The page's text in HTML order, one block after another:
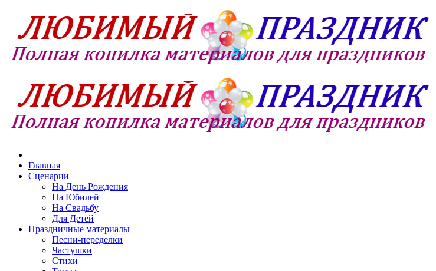
Главная
Сценарии
На День Рождения
На Юбилей
На Свадьбу
Для Детей
Праздничные материалы
Песни-переделки
Частушки
Стихи